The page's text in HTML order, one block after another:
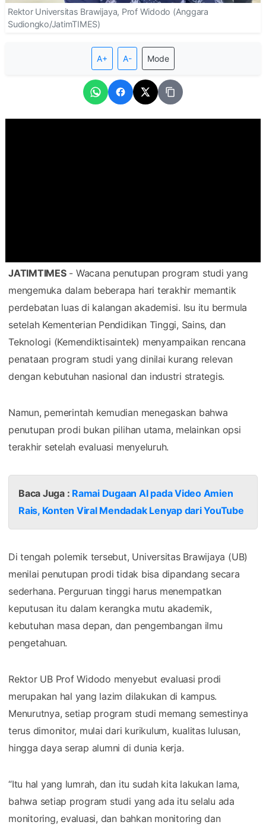
Rektor Universitas Brawijaya, Prof Widodo (Anggara
Sudiongko/JatimTIMES)
A+ A- Mode
JATIMTIMES- Wacana penutupan program studi yang
mengemuka dalam beberapa hari terakhir memantik
perdebatan luas di kalangan akademisi. Isu itu bermula
setelah Kementerian Pendidikan Tinggi, Sains, dan
Teknologi (Kemendiktisaintek) menyampaikan rencana
penataan program studi yang dinilai kurang relevan
dengan kebutuhan nasional dan industri strategis.
Namun, pemerintah kemudian menegaskan bahwa
penutupan prodi bukan pilihan utama, melainkan opsi
terakhir setelah evaluasi menyeluruh.
Baca Juga : Ramai Dugaan AI pada Video Amien
Rais, Konten Viral Mendadak Lenyap dari YouTube
Di tengah polemik tersebut, Universitas Brawijaya (UB)
menilai penutupan prodi tidak bisa dipandang secara
sederhana. Perguruan tinggi harus menempatkan
keputusan itu dalam kerangka mutu akademik,
kebutuhan masa depan, dan pengembangan ilmu
pengetahuan.
Rektor UB Prof Widodo menyebut evaluasi prodi
merupakan hal yang lazim dilakukan di kampus.
Menurutnya, setiap program studi memang semestinya
terus dimonitor, mulai dari kurikulum, kualitas lulusan,
hingga daya serap alumni di dunia kerja.
“Itu hal yang lumrah, dan itu sudah kita lakukan lama,
bahwa setiap program studi yang ada itu selalu ada
monitoring, evaluasi, dan bahkan monitoring dan